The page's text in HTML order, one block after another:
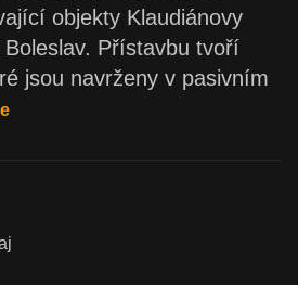
objekty Klaudiánovy
Přístavbu tvoří
jsou navrženy v pasivním